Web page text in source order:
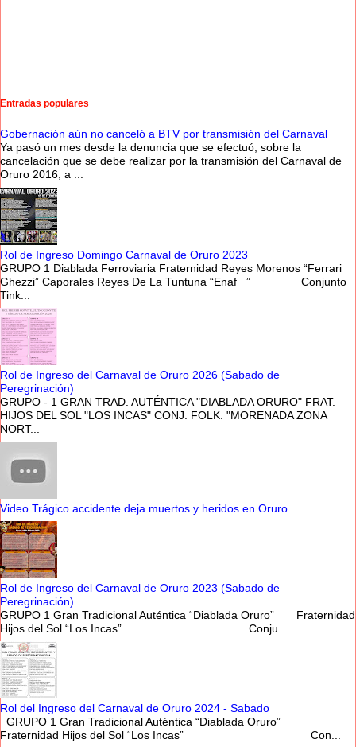
Entradas populares
Gobernación aún no canceló a BTV por transmisión del Carnaval
Ya pasó un mes desde la denuncia que se efectuó, sobre la
cancelación que se debe realizar por la transmisión del Carnaval de
Oruro 2016, a ...
Rol de Ingreso Domingo Carnaval de Oruro 2023
GRUPO 1 Diablada Ferroviaria Fraternidad Reyes Morenos “Ferrari
Ghezzi” Caporales Reyes De La Tuntuna “Enaf ” Conjunto
Tink...
Rol de Ingreso del Carnaval de Oruro 2026 (Sabado de
Peregrinación)
GRUPO - 1 GRAN TRAD. AUTÉNTICA "DIABLADA ORURO" FRAT.
HIJOS DEL SOL "LOS INCAS" CONJ. FOLK. "MORENADA ZONA
NORT...
Video Trágico accidente deja muertos y heridos en Oruro
Rol de Ingreso del Carnaval de Oruro 2023 (Sabado de
Peregrinación)
GRUPO 1 Gran Tradicional Auténtica “Diablada Oruro” Fraternidad
Hijos del Sol “Los Incas” Conju...
Rol del Ingreso del Carnaval de Oruro 2024 - Sabado
GRUPO 1 Gran Tradicional Auténtica “Diablada Oruro”
Fraternidad Hijos del Sol “Los Incas” Con...